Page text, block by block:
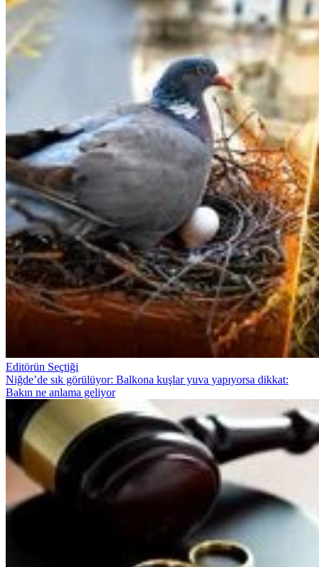
Editörün Seçtiği
Niğde’de sık görülüyor: Balkona kuşlar yuva yapıyorsa dikkat:
Bakın ne anlama geliyor